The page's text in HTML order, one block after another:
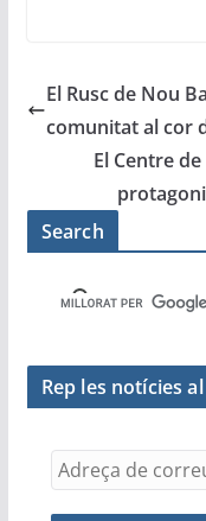
e
b
o
o
k
er l
El Rusc de Nou
comunitat al cor
El Centre
Search
Rep les notícies